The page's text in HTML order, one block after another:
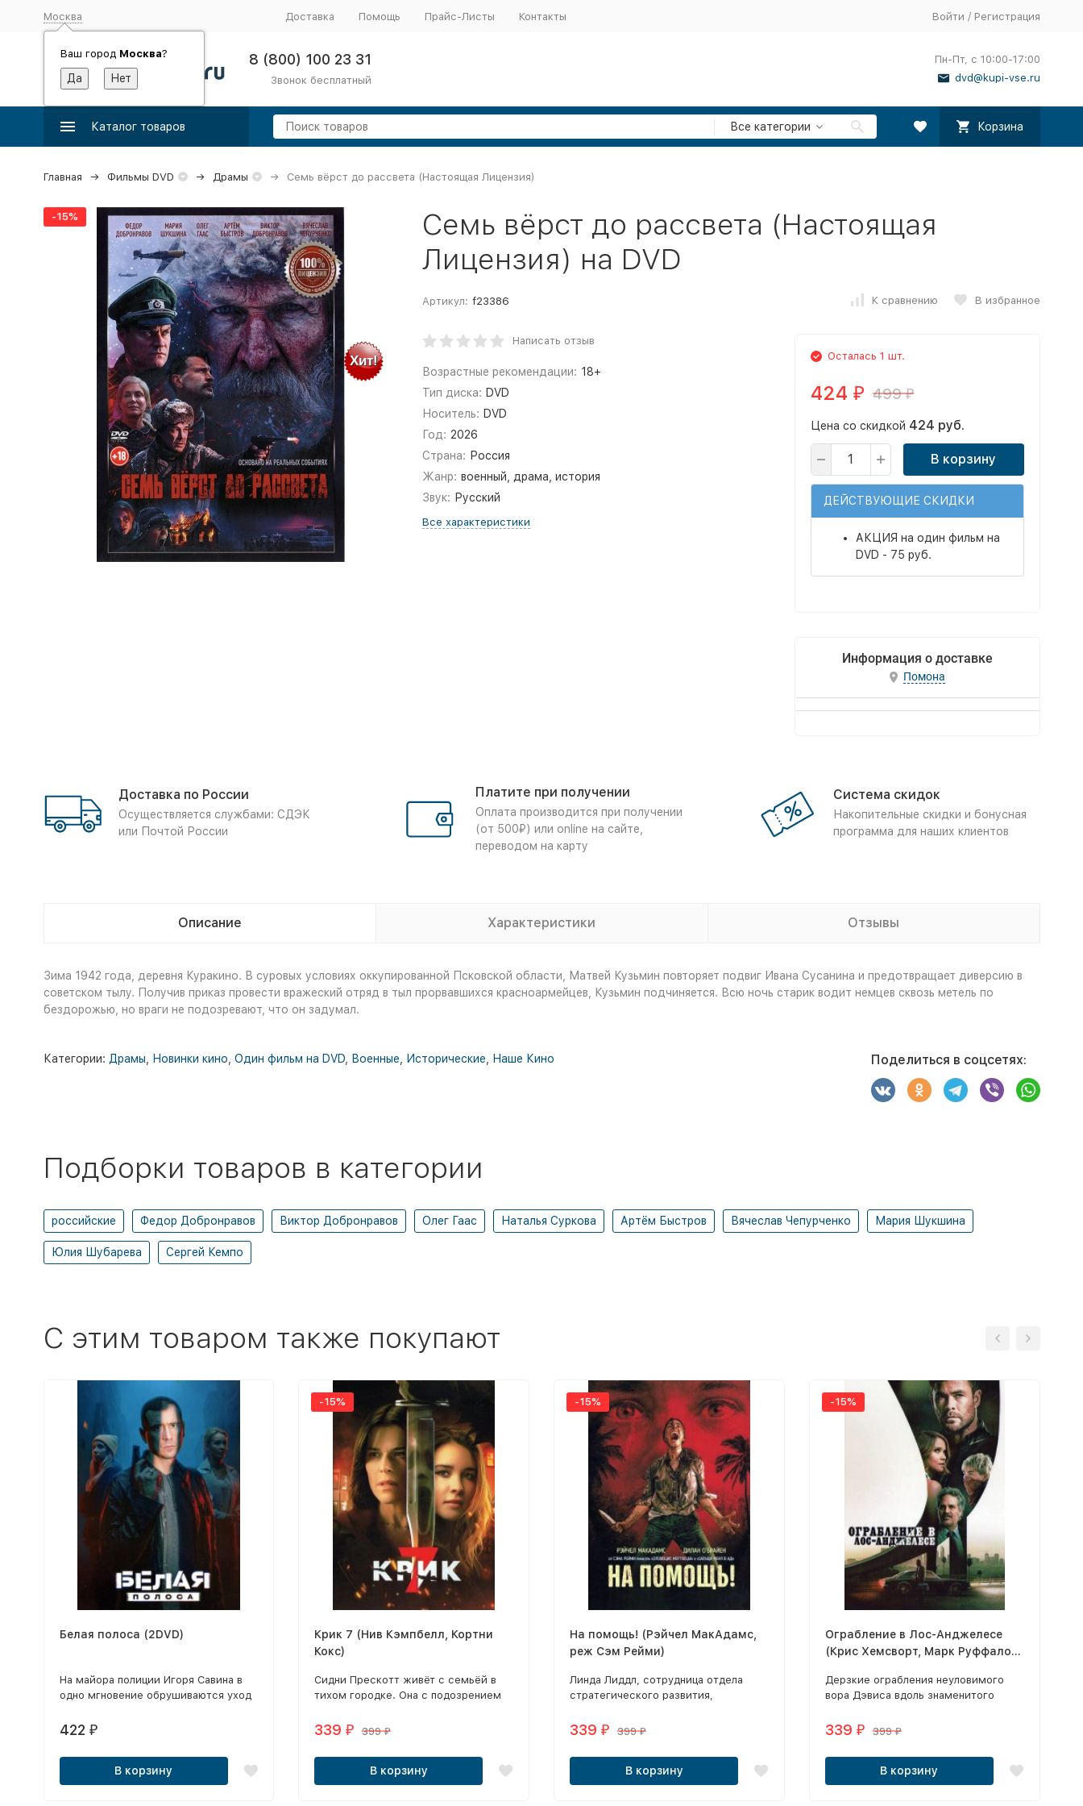
Москва
Ваш город Москва?
Доставка Помощь Прайс-Листы Контакты Войти / Регистрация
8 (800) 100 23 31
Звонок бесплатный
Пн-Пт, с 10:00-17:00
dvd@kupi-vse.ru
Каталог товаров Все категории Корзина
Главная Фильмы DVD Драмы Семь вёрст до рассвета (Настоящая Лицензия)
-15%
Хит!
Семь вёрст до рассвета (Настоящая
Лицензия) на DVD
Артикул: f23386 К сравнению В избранное
Написать отзыв
Возрастные рекомендации: 18+
Тип диска: DVD
Носитель: DVD
Год: 2026
Страна: Россия
Жанр: военный, драма, история
Звук: Русский
Все характеристики
Осталась 1 шт.
424 ₽ 499₽
Цена со скидкой 424 руб.
В корзину
ДЕЙСТВУЮЩИЕ СКИДКИ
АКЦИЯ на один фильм на
DVD - 75 руб.
Информация о доставке
Помона
Доставка по России
Осуществляется службами: СДЭК
или Почтой России
Платите при получении
Оплата производится при получении
(от 500₽) или online на сайте,
переводом на карту
Система скидок
Накопительные скидки и бонусная
программа для наших клиентов
Описание Характеристики Отзывы
Зима 1942 года, деревня Куракино. В суровых условиях оккупированной Псковской области, Матвей Кузьмин повторяет подвиг Ивана Сусанина и предотвращает диверсию в
советском тылу. Получив приказ провести вражеский отряд в тыл прорвавшихся красноармейцев, Кузьмин подчиняется. Всю ночь старик водит немцев сквозь метель по
бездорожью, но враги не подозревают, что он задумал.
Категории: Драмы Новинки кино Один фильм на DVD, Военные Исторические Наше Кино Поделиться в соцсетях:
Подборки товаров в категории
российские Федор Добронравов Виктор Добронравов Олег Гаас Наталья Суркова Артём Быстров Вячеслав Чепурченко Мария Шукшина
Юлия Шубарева Сергей Кемпо
C этим товаром также покупают
Белая полоса (2DVD)
На майора полиции Игоря Савина в
одно мгновение обрушиваются уход
отношений с дочерью-подростком и
начальника уголовного розыска.
422 ₽
В корзину
-15%
Крик 7 (Нив Кэмпбелл, Кортни
Кокс)
Сидни Прескотт живёт с семьёй в
тихом городке. Она с подозрением
особенно — к приятелям дочери-
что периодически ей звонят фанаты
франшизы и выдают себя за убийц.
339₽ 399₽
В корзину
-15%
На помощь! (Рэйчел МакАдамс,
реж Сэм Рейми)
Линда Лиддл, сотрудница отдела
стратегического развития,
полезной сотрудницей и
339 ₽ 399₽
В корзину
-15%
Ограбление в Лос-Анджелесе
(Крис Хемсворт, Марк Руффало,
Нолти)
Дерзкие ограбления неуловимого
вора Дэвиса вдоль знаменитого
тупик.
339 ₽ 399₽
В корзину